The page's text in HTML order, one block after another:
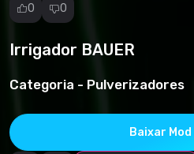
0 0
Irrigador BAUER
Categoria - Pulverizadores
Baixar Mod
Denunciar